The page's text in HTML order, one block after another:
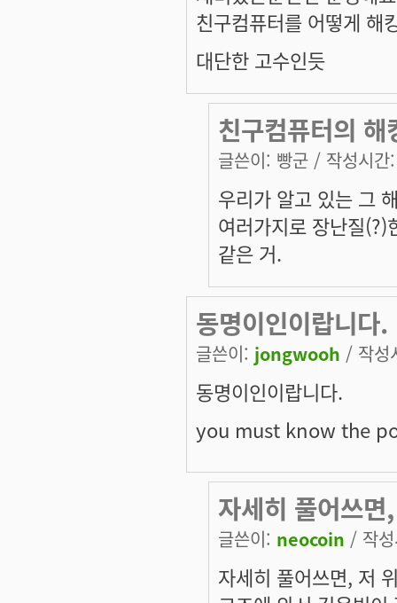
친구컴퓨터를 어떻게 해
대단한 고수인듯
친구컴퓨터의 해
글쓴이: 빵군 / 작성시
우리가 알고 있는 그
여러가지로 장난질(?)
같은 거.
동명이인이랍니다.
글쓴이: jongwooh / 작성
동명이인이랍니다.
you must know the
자세히 풀어쓰
글쓴이: neocoin / 작
자세히 풀어쓰면, 저